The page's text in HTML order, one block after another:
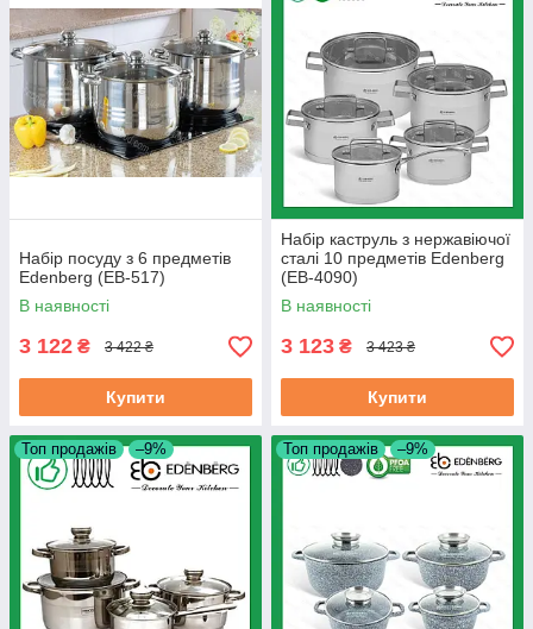
Набір посуду з 6 предметів
Edenberg (EB-517)
В наявності
3 122 ₴ 3 422 ₴
Купити
Набір каструль з нержавіючої
сталі 10 предметів Edenberg
(EB-4090)
В наявності
3 123 ₴ 3 423 ₴
Купити
Топ продажів –9% Топ продажів –9%